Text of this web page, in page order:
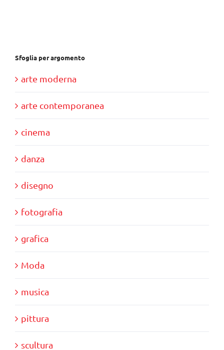
Sfoglia per argomento
arte moderna
arte contemporanea
cinema
danza
disegno
fotografia
grafica
Moda
musica
pittura
scultura